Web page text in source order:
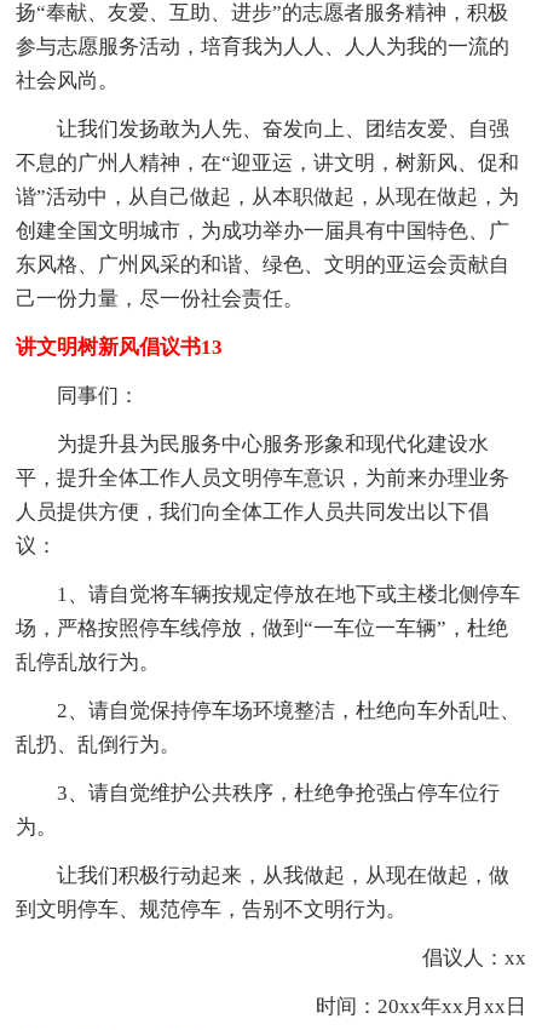
扬“奉献、友爱、互助、进步”的志愿者服务精神，积极
参与志愿服务活动，培育我为人人、人人为我的一流的
社会风尚。
让我们发扬敢为人先、奋发向上、团结友爱、自强
不息的广州人精神，在“迎亚运，讲文明，树新风、促和
谐”活动中，从自己做起，从本职做起，从现在做起，为
创建全国文明城市，为成功举办一届具有中国特色、广
东风格、广州风采的和谐、绿色、文明的亚运会贡献自
己一份力量，尽一份社会责任。
讲文明树新风倡议书13
同事们：
为提升县为民服务中心服务形象和现代化建设水
平，提升全体工作人员文明停车意识，为前来办理业务
人员提供方便，我们向全体工作人员共同发出以下倡
议：
1、请自觉将车辆按规定停放在地下或主楼北侧停车
场，严格按照停车线停放，做到“一车位一车辆”，杜绝
乱停乱放行为。
2、请自觉保持停车场环境整洁，杜绝向车外乱吐、
乱扔、乱倒行为。
3、请自觉维护公共秩序，杜绝争抢强占停车位行
为。
让我们积极行动起来，从我做起，从现在做起，做
到文明停车、规范停车，告别不文明行为。
倡议人：xx
时间：20xx年xx月xx日